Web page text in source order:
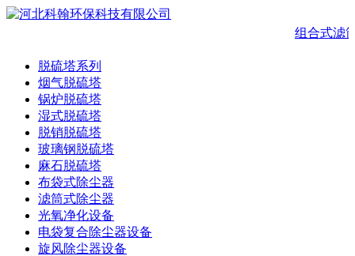
组合式滤
脱硫塔系列
烟气脱硫塔
锅炉脱硫塔
湿式脱硫塔
脱销脱硫塔
玻璃钢脱硫塔
麻石脱硫塔
布袋式除尘器
滤筒式除尘器
光氧净化设备
电袋复合除尘器设备
旋风除尘器设备